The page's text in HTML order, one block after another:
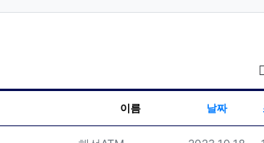
이름 날짜